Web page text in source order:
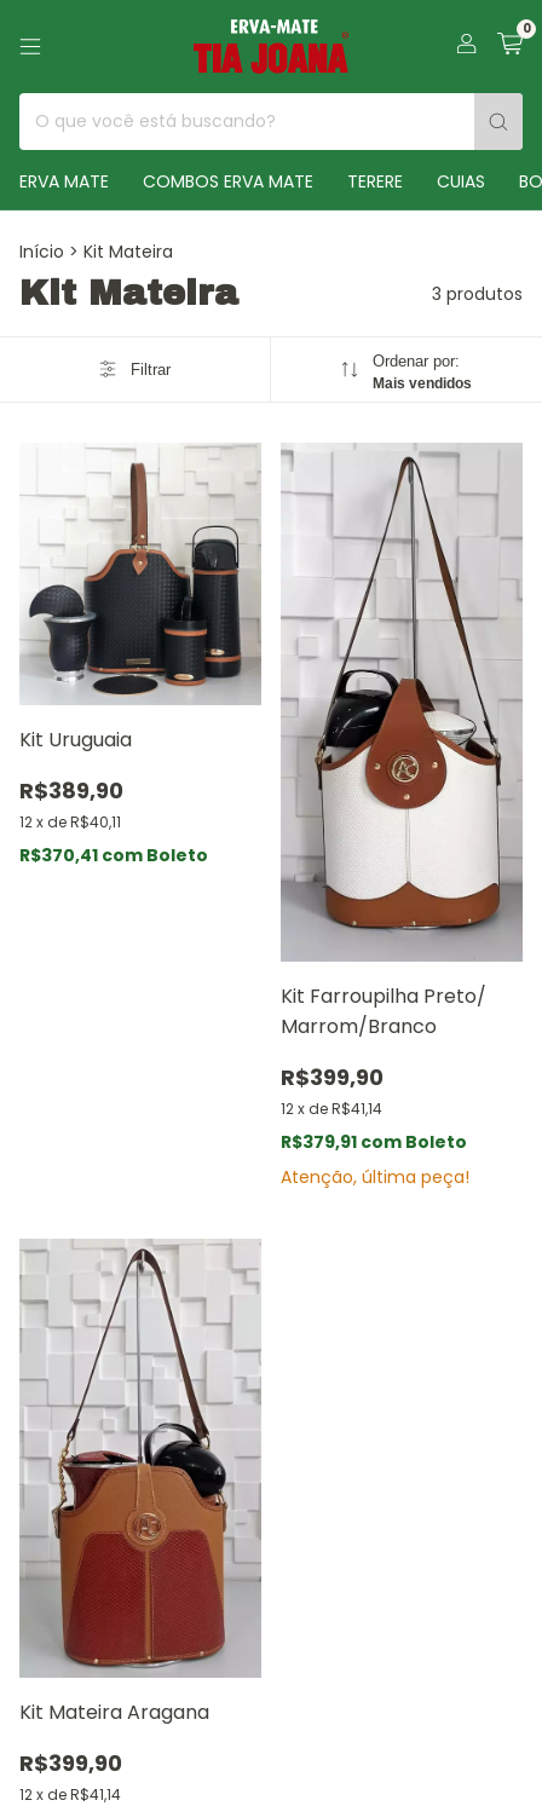
0
ERVA MATE COMBOS ERVA MATE TERERE CUIAS
Início > Kit Mateira
Kit Mateira 3 produtos
Filtrar Ordenar por:
Mais vendidos
Kit Uruguaia
R$389,90
12x deR$40,11
R$370,41 com Boleto
Kit Farroupilha Preto/
Marrom/Branco
R$399,90
12x deR$41,14
R$379,91 com Boleto
Atenção, última peça!
Kit Mateira Aragana
R$399,90
12x deR$41,14